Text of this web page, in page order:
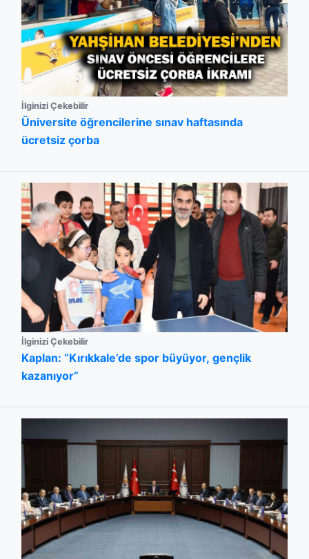
İlginizi Çekebilir
Üniversite öğrencilerine sınav haftasında
ücretsiz çorba
İlginizi Çekebilir
Kaplan: “Kırıkkale’de spor büyüyor, gençlik
kazanıyor”